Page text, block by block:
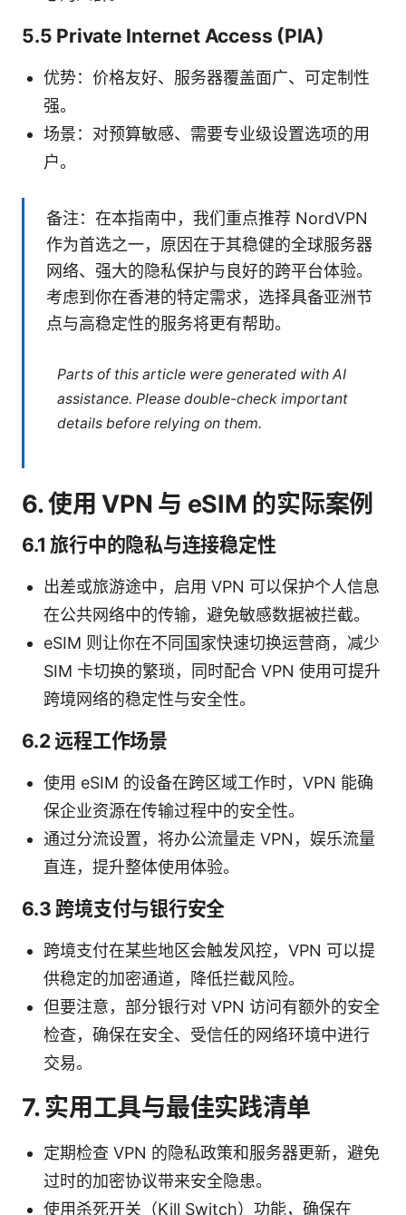
5.5 Private Internet Access (PIA)
优势：价格友好、服务器覆盖面广、可定制性
强。
场景：对预算敏感、需要专业级设置选项的用
户。
备注：在本指南中，我们重点推荐 NordVPN
作为首选之一，原因在于其稳健的全球服务器
网络、强大的隐私保护与良好的跨平台体验。
考虑到你在香港的特定需求，选择具备亚洲节
点与高稳定性的服务将更有帮助。
Parts of this article were generated with AI
assistance. Please double-check important
details before relying on them.
6. 使用 VPN 与 eSIM 的实际案例
6.1 旅行中的隐私与连接稳定性
出差或旅游途中，启用 VPN 可以保护个人信息
在公共网络中的传输，避免敏感数据被拦截。
eSIM 则让你在不同国家快速切换运营商，减少
SIM 卡切换的繁琐，同时配合 VPN 使用可提升
跨境网络的稳定性与安全性。
6.2 远程工作场景
使用 eSIM 的设备在跨区域工作时，VPN 能确
保企业资源在传输过程中的安全性。
通过分流设置，将办公流量走 VPN，娱乐流量
直连，提升整体使用体验。
6.3 跨境支付与银行安全
跨境支付在某些地区会触发风控，VPN 可以提
供稳定的加密通道，降低拦截风险。
但要注意，部分银行对 VPN 访问有额外的安全
检查，确保在安全、受信任的网络环境中进行
交易。
7. 实用工具与最佳实践清单
定期检查 VPN 的隐私政策和服务器更新，避免
过时的加密协议带来安全隐患。
使用杀死开关（Kill Switch）功能，确保在